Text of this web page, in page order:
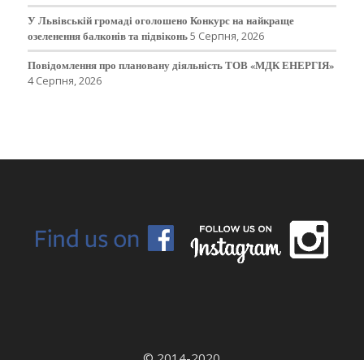
У Львівській громаді оголошено Конкурс на найкраще
озеленення балконів та підвіконь5 Серпня, 2026
Повідомлення про плановану діяльність ТОВ «МДК ЕНЕРГІЯ»
4 Серпня, 2026